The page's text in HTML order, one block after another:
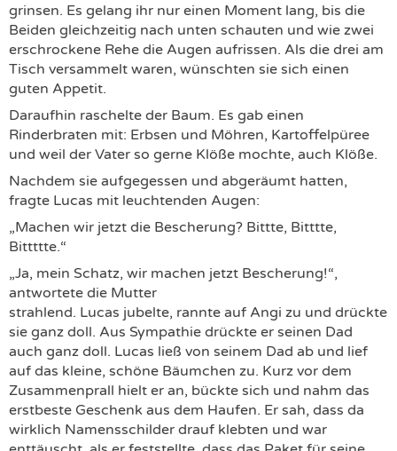
grinsen. Es gelang ihr nur einen Moment lang, bis die
Beiden gleichzeitig nach unten schauten und wie zwei
erschrockene Rehe die Augen aufrissen. Als die drei am
Tisch versammelt waren, wünschten sie sich einen
guten Appetit.
Daraufhin raschelte der Baum. Es gab einen
Rinderbraten mit: Erbsen und Möhren, Kartoffelpüree
und weil der Vater so gerne Klöße mochte, auch Klöße.
Nachdem sie aufgegessen und abgeräumt hatten,
fragte Lucas mit leuchtenden Augen:
„Machen wir jetzt die Bescherung? Bittte, Bitttte,
Bittttte.“
„Ja, mein Schatz, wir machen jetzt Bescherung!“,
antwortete die Mutter
strahlend. Lucas jubelte, rannte auf Angi zu und drückte
sie ganz doll. Aus Sympathie drückte er seinen Dad
auch ganz doll. Lucas ließ von seinem Dad ab und lief
auf das kleine, schöne Bäumchen zu. Kurz vor dem
Zusammenprall hielt er an, bückte sich und nahm das
erstbeste Geschenk aus dem Haufen. Er sah, dass da
wirklich Namensschilder drauf klebten und war